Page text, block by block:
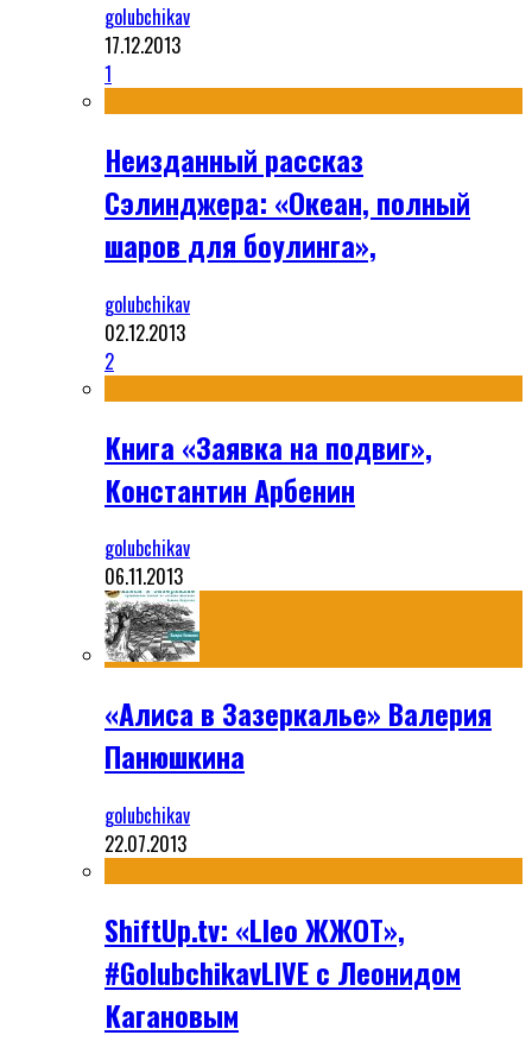
golubchikav
17.12.2013
1
Неизданный рассказ
Сэлинджера: «Океан, полный
шаров для боулинга»,
golubchikav
02.12.2013
2
Книга «Заявка на подвиг»,
Константин Арбенин
golubchikav
06.11.2013
«Алиса в Зазеркалье» Валерия
Панюшкина
golubchikav
22.07.2013
ShiftUp.tv: «Lleo ЖЖОТ»,
#GolubchikavLIVE с Леонидом
Кагановым